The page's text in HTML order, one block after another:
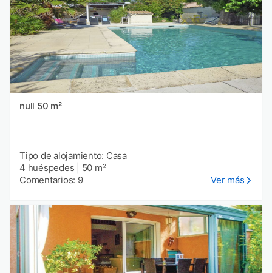
null 50 m²
Tipo de alojamiento: Casa
4 huéspedes
50 m²
Comentarios: 9
Ver más